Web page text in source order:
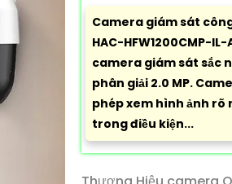
Camera giám sát
HAC-HFW1200CMP-
camera giám sát sắc
phân giải 2.0 MP.
phép xem hình ảnh rõ
trong điều kiện...